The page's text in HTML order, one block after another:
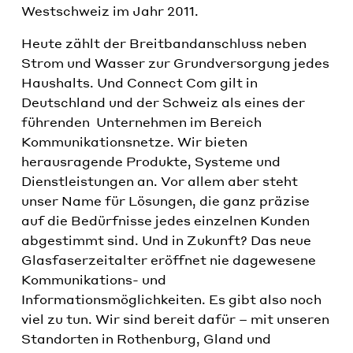
Westschweiz im Jahr 2011.
Heute zählt der Breitbandanschluss neben
Strom und Wasser zur Grundversorgung jedes
Haushalts. Und Connect Com gilt in
Deutschland und der Schweiz als eines der
führenden Unternehmen im Bereich
Kommunikationsnetze. Wir bieten
herausragende Produkte, Systeme und
Dienstleistungen an. Vor allem aber steht
unser Name für Lösungen, die ganz präzise
auf die Bedürfnisse jedes einzelnen Kunden
abgestimmt sind. Und in Zukunft? Das neue
Glasfaserzeitalter eröffnet nie dagewesene
Kommunikations- und
Informationsmöglichkeiten. Es gibt also noch
viel zu tun. Wir sind bereit dafür – mit unseren
Standorten in Rothenburg, Gland und